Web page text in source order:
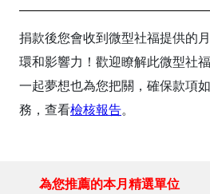
捐款後您會收到微型社福提供的
環和影響力！歡迎瞭解此微型社福
一起夢想也為您把關，確保款項
務，查看檢核報告。
為您推薦的本月精選單位